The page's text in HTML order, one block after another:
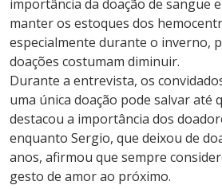
importância da doação de sangue
manter os estoques dos
especialmente durante o inverno,
doações costumam diminuir.
Durante a entrevista, os
uma única doação pode salvar até
destacou a importância dos
enquanto Sergio, que deixou de
anos, afirmou que sempre
gesto de amor ao próximo.